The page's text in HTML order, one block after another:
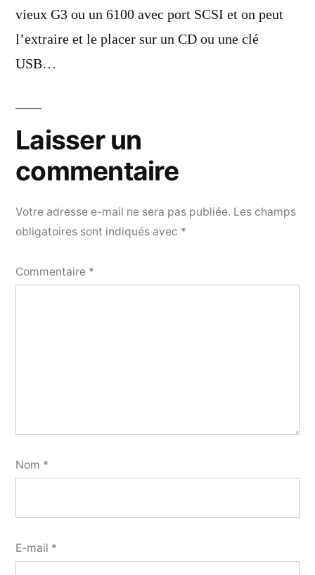
vieux G3 ou un 6100 avec port SCSI et on peut
l’extraire et le placer sur un CD ou une clé
USB…
Laisser un
commentaire
Votre adresse e-mail ne sera pas publiée. Les champs
obligatoires sont indiqués avec *
Commentaire *
Nom *
E-mail *